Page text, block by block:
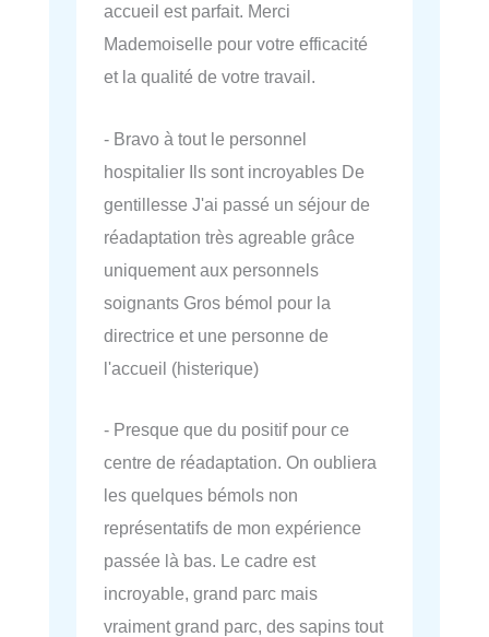
accueil est parfait. Merci
Mademoiselle pour votre efficacité
et la qualité de votre travail.
- Bravo à tout le personnel
hospitalier Ils sont incroyables De
gentillesse J'ai passé un séjour de
réadaptation très agreable grâce
uniquement aux personnels
soignants Gros bémol pour la
directrice et une personne de
l'accueil (histerique)
- Presque que du positif pour ce
centre de réadaptation. On oubliera
les quelques bémols non
représentatifs de mon expérience
passée là bas. Le cadre est
incroyable, grand parc mais
vraiment grand parc, des sapins tout